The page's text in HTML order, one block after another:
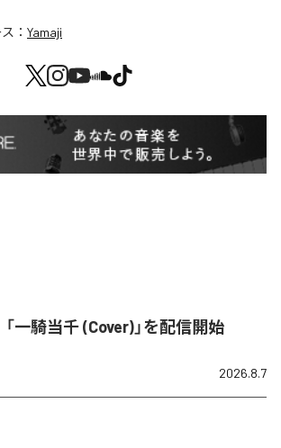
： Yamaji
一騎当千 (Cover)」を配信開始
2026.8.7